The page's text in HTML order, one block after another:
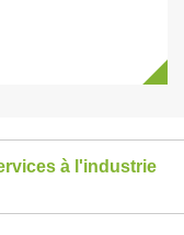
à l'industrie